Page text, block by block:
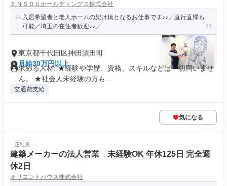
ＥＮＳＯＵホールディングス株式会社
入居希望者と老人ホームの架け橋となるお仕事です♪♪／直行直帰も
可能／埼玉の在住者歓迎♪♪／...
東京都千代田区神田須田町
月給30万円以上
求める人材: ★経験や学歴、資格、スキルなどは一切問いませ
ん。 ★社会人未経験の方も...
交通費支給
気になる
正社員
建築メーカーの法人営業 未経験OK 年休125日 完全週
休2日
オリエントハウス株式会社